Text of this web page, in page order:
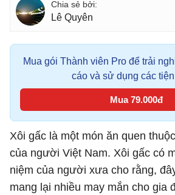
Lê Quyên
Mua gói Thành viên Pro để trải
cáo và sử dụng các tiện
Mua 79.000đ
Xôi gấc là một món ăn quen
của người Việt Nam. Xôi gấc có
niệm của người xưa cho rằng,
mang lại nhiều may mắn cho gia